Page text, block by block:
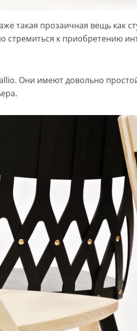
такая прозаичная вещь как
стремиться к приобретению
Они имеют довольно